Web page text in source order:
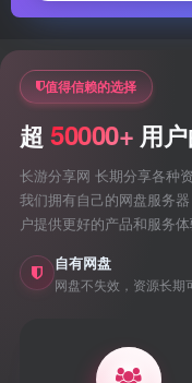
值得信赖的选择
超 50000+ 用
长游分享网 长期分享各种
我们拥有自己的网盘服务
户提供更好的产品和服务体
自有网盘
网盘不失效，资源长期